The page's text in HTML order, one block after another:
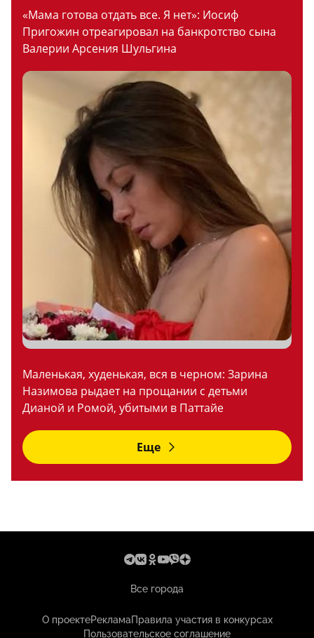
«Мама готова отдать все. Я нет»: Иосиф
Пригожин отреагировал на банкротство сына
Валерии Арсения Шульгина
Маленькая, худенькая, вся в черном: Зарина
Назимова рыдает на прощании с детьми
Дианой и Ромой, убитыми в Паттайе
Еще
Все города
О проектеРекламаПравила участия в конкурсах
Пользовательское соглашение